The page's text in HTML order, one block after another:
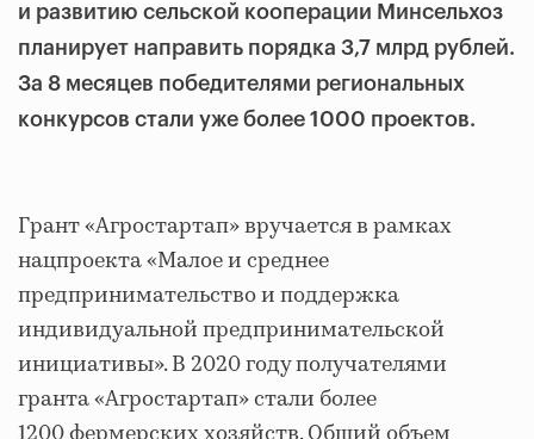
и развитию сельской кооперации Минсельхоз
планирует направить порядка 3,7 млрд рублей.
За 8 месяцев победителями региональных
конкурсов стали уже более 1000 проектов.
Грант «Агростартап» вручается в рамках
нацпроекта «Малое и среднее
предпринимательство и поддержка
индивидуальной предпринимательской
инициативы». В 2020 году получателями
гранта «Агростартап» стали более